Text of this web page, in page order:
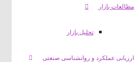
بازار
تحلیل بازار
عملکرد و روانشناسی صنعتی